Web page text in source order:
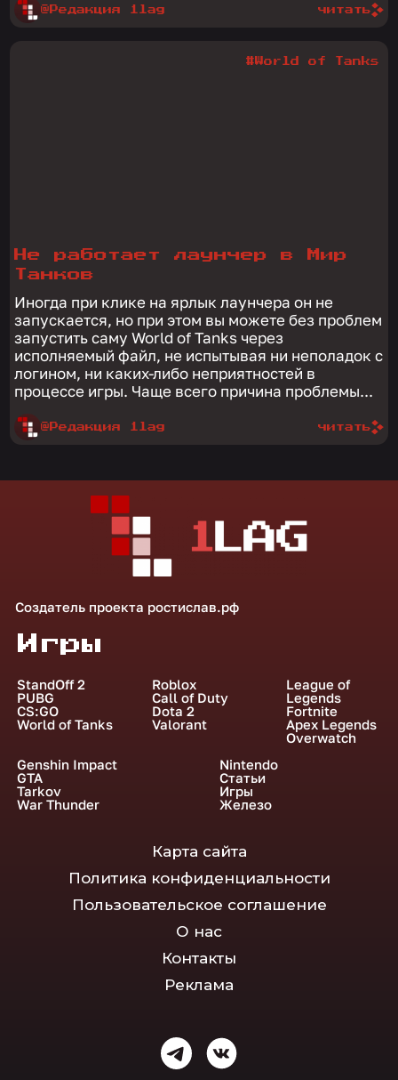
@Редакция 1lag читать
Не работает лаунчер в Мир
Танков
Иногда при клике на ярлык лаунчера он не
запускается, но при этом вы можете без проблем
запустить саму World of Tanks через
исполняемый файл, не испытывая ни неполадок с
логином, ни каких-либо неприятностей в
процессе игры. Чаще всего причина проблемы...
@Редакция 1lag
#World of Tanks
читать
Создатель проекта ростислав.рф
Игры
StandOff 2
PUBG
CS:GO
World of Tanks
Roblox
Call of Duty
Dota 2
Valorant
League of
Legends
Fortnite
Apex Legends
Overwatch
Genshin Impact
GTA
Tarkov
War Thunder
Nintendo
Статьи
Игры
Железо
Карта сайта
Политика конфиденциальности
Пользовательское соглашение
О нас
Контакты
Реклама